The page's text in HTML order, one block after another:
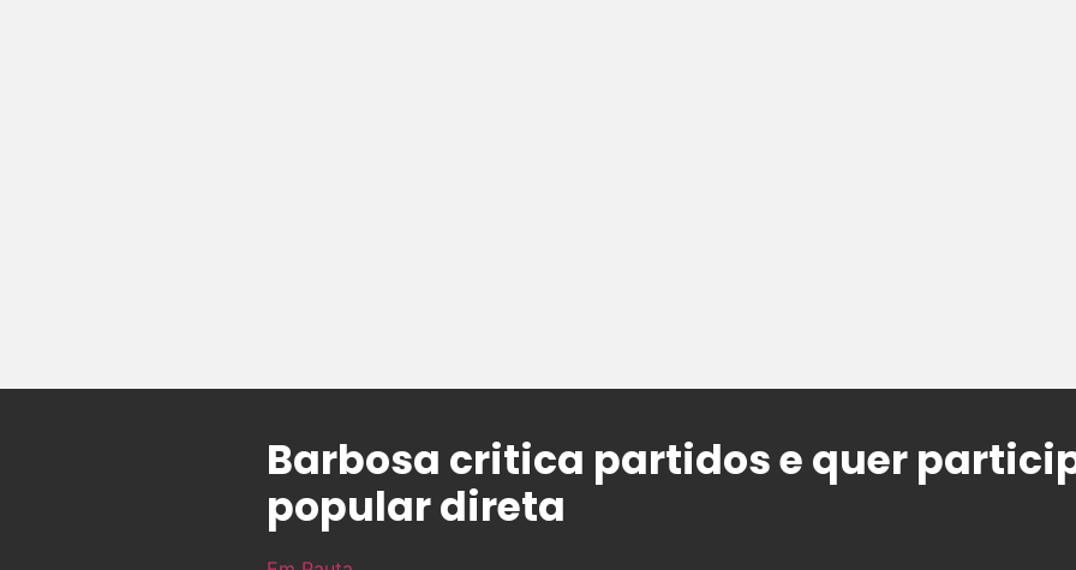
Barbosa critica partidos e quer
popular direta